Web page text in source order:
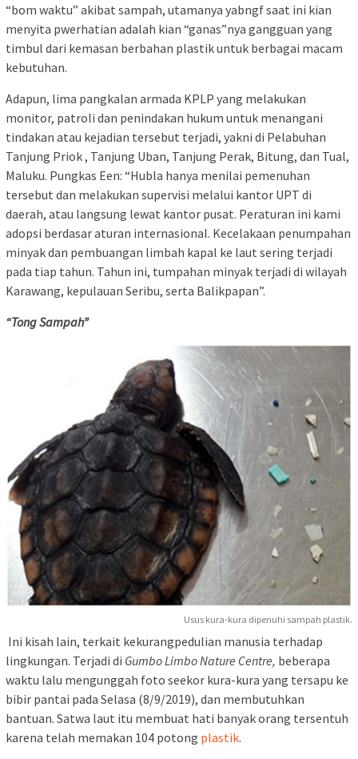
“bom waktu” akibat sampah, utamanya yabngf saat ini kian
menyita pwerhatian adalah kian “ganas”nya gangguan yang
timbul dari kemasan berbahan plastik untuk berbagai macam
kebutuhan.
Adapun, lima pangkalan armada KPLP yang melakukan
monitor, patroli dan penindakan hukum untuk menangani
tindakan atau kejadian tersebut terjadi, yakni di Pelabuhan
Tanjung Priok , Tanjung Uban, Tanjung Perak, Bitung, dan Tual,
Maluku. Pungkas Een: “Hubla hanya menilai pemenuhan
tersebut dan melakukan supervisi melalui kantor UPT di
daerah, atau langsung lewat kantor pusat. Peraturan ini kami
adopsi berdasar aturan internasional. Kecelakaan penumpahan
minyak dan pembuangan limbah kapal ke laut sering terjadi
pada tiap tahun. Tahun ini, tumpahan minyak terjadi di wilayah
Karawang, kepulauan Seribu, serta Balikpapan”.
“Tong Sampah”
Usus kura-kura dipenuhi sampah plastik.
Ini kisah lain, terkait kekurangpedulian manusia terhadap
lingkungan. Terjadi di Gumbo Limbo Nature Centre, beberapa
waktu lalu mengunggah foto seekor kura-kura yang tersapu ke
bibir pantai pada Selasa (8/9/2019), dan membutuhkan
bantuan. Satwa laut itu membuat hati banyak orang tersentuh
karena telah memakan 104 potong plastik.